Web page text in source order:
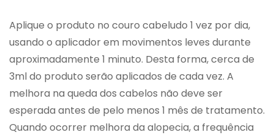
Aplique o produto no couro cabeludo 1 vez por dia,
usando o aplicador em movimentos leves durante
aproximadamente 1 minuto. Desta forma, cerca de
3ml do produto serão aplicados de cada vez. A
melhora na queda dos cabelos não deve ser
esperada antes de pelo menos 1 mês de tratamento.
Quando ocorrer melhora da alopecia, a frequência